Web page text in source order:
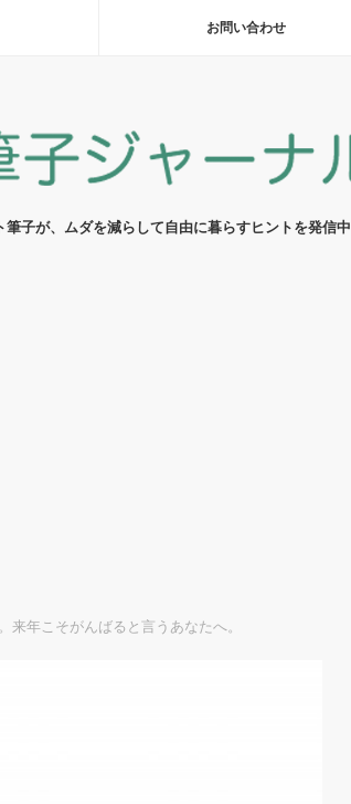
お問い合わせ
子が、ムダを減らして自由に暮らすヒントを発信中
年こそがんばると言うあなたへ。